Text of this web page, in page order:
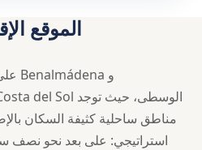
الموقع
مناطق ساحلية كثيفة السكان
استراتيجي: على بعد نحو نصف